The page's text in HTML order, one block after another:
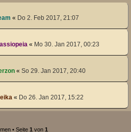
« Do 2. Feb 2017, 21:07
« Mo 30. Jan 2017, 00:23
« So 29. Jan 2017, 20:40
« Do 26. Jan 2017, 15:22
• Seite 1 von 1